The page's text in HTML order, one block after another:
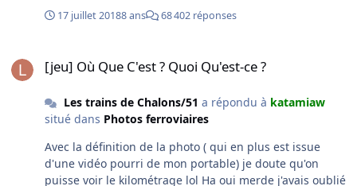
17 juillet 20188 ans 68 402 réponses
[jeu] Où Que C'est ? Quoi Qu'est-ce ?
Les trains de Chalons/51 a répondu à katamiaw
situé dans Photos ferroviaires
Avec la définition de la photo ( qui en plus est issue
d'une vidéo pourri de mon portable) je doute qu'on
puisse voir le kilométrage lol Ha oui merde j'avais oublié